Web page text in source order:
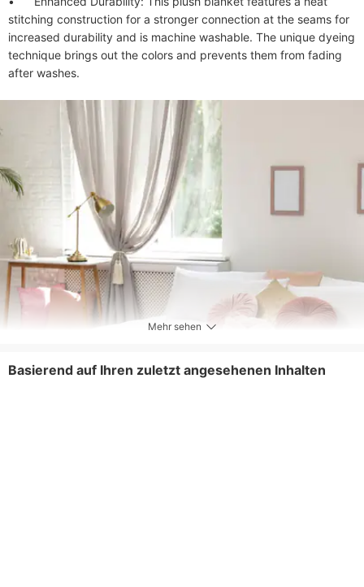
stitching construction for a stronger connection at the seams for
increased durability and is machine washable. The unique dyeing
technique brings out the colors and prevents them from fading
Mehr sehen
Basierend auf Ihren zuletzt angesehenen Inhalten